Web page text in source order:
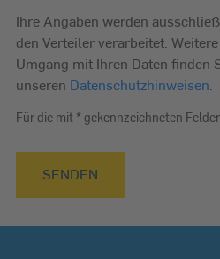
sWKielNetzGmbH-
FormularEnergySharing-
28512-
DinOGV6pj
Ihre Angaben werden
den Verteiler verarbeitet.
Umgang mit Ihren Daten finden
unseren Datenschutzhinweisen.
Für die mit * gekennzeichneten
SENDEN